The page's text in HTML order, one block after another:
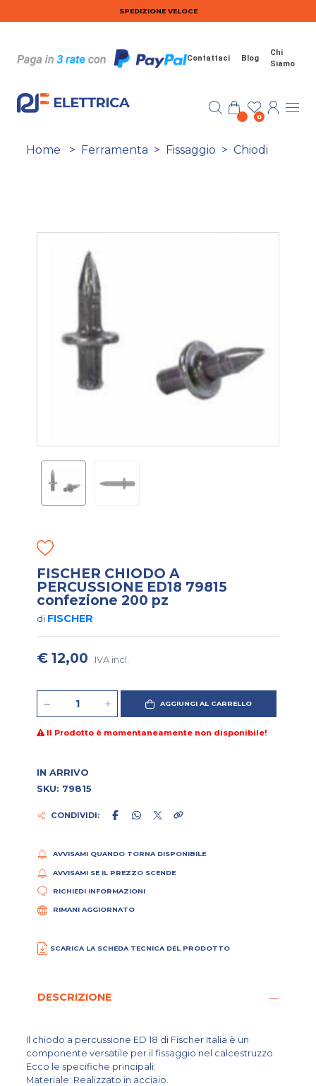
Salta al contenuto principaleSPEDIZIONE VELOCE
Contattaci Blog
Chi
Siamo
0
Home > Ferramenta > Fissaggio > Chiodi
FISCHER CHIODO A
PERCUSSIONE ED18 79815
confezione 200 pz
di FISCHER
€ 12,00 IVA incl.
AGGIUNGI AL CARRELLO
Il Prodotto è momentaneamente non disponibile!
IN ARRIVO
SKU: 79815
CONDIVIDI:
AVVISAMI QUANDO TORNA DISPONIBILE
AVVISAMI SE IL PREZZO SCENDE
RICHIEDI INFORMAZIONI
RIMANI AGGIORNATO
SCARICA LA SCHEDA TECNICA DEL PRODOTTO
DESCRIZIONE
Il chiodo a percussione ED 18 di Fischer Italia è un
componente versatile per il fissaggio nel calcestruzzo.
Ecco le specifiche principali:
Materiale: Realizzato in acciaio.